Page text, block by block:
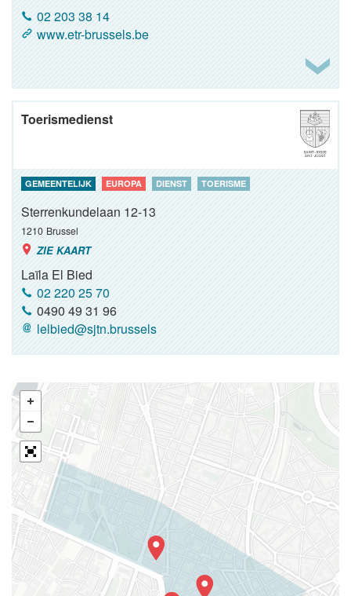
02 203 38 14
www.etr-brussels.be
Toerismedienst
GEMEENTELIJK EUROPA DIENST TOERISME
Sterrenkundelaan 12-13
1210 Brussel
ZIE KAART
Laïla El Bied
02 220 25 70
0490 49 31 96
lelbied@sjtn.brussels